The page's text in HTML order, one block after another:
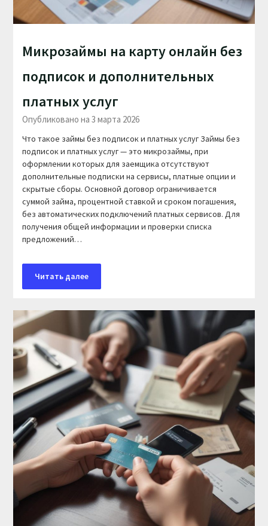
Микрозаймы на карту онлайн без
подписок и дополнительных
платных услуг
Опубликовано на 3 марта 2026
Что такое займы без подписок и платных услуг Займы без
подписок и платных услуг — это микрозаймы, при
оформлении которых для заемщика отсутствуют
дополнительные подписки на сервисы, платные опции и
скрытые сборы. Основной договор ограничивается
суммой займа, процентной ставкой и сроком погашения,
без автоматических подключений платных сервисов. Для
получения общей информации и проверки списка
предложений…
Читать далее